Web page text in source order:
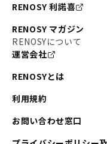
RENOSY 利諾喜
RENOSY マガジン
RENOSYについて
運営会社
RENOSYとは
利用規約
お問い合わせ窓口